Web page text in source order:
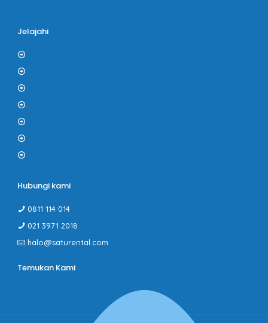
Jelajahi
Hubungi kami
0811 114 014
021 3971 2018
halo@saturental.com
Temukan Kami